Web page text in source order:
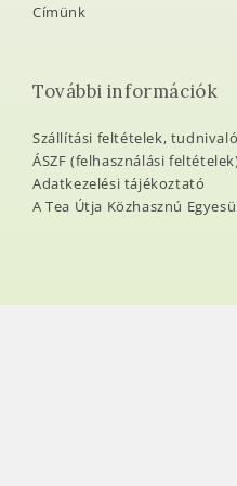
Címünk
További információk
Szállítási feltételek,
ÁSZF (felhasználási
Adatkezelési tájékoztató
A Tea Útja Közhasznú